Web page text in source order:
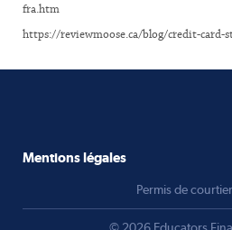
fra.htm
https://reviewmoose.ca/blog/credit-card-
Mentions légales
Permis de
© 2026 Educators